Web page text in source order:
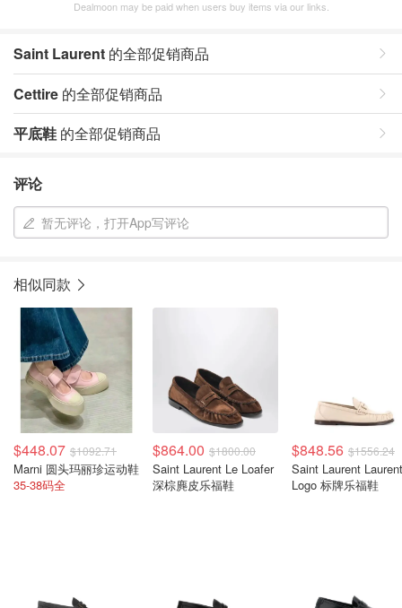
Dealmoon may be paid when users buy items via our links.
Saint Laurent 的全部促销商品
Cettire 的全部促销商品
平底鞋 的全部促销商品
评论
暂无评论，打开App写评论
相似同款
$448.07 $1092.71
Marni 圆头玛丽珍运动鞋
35-38码全
$864.00 $1800.00
Saint Laurent Le Loafer
深棕麂皮乐福鞋
$848.56 $1556.24
Saint Laurent Laurent
Logo 标牌乐福鞋